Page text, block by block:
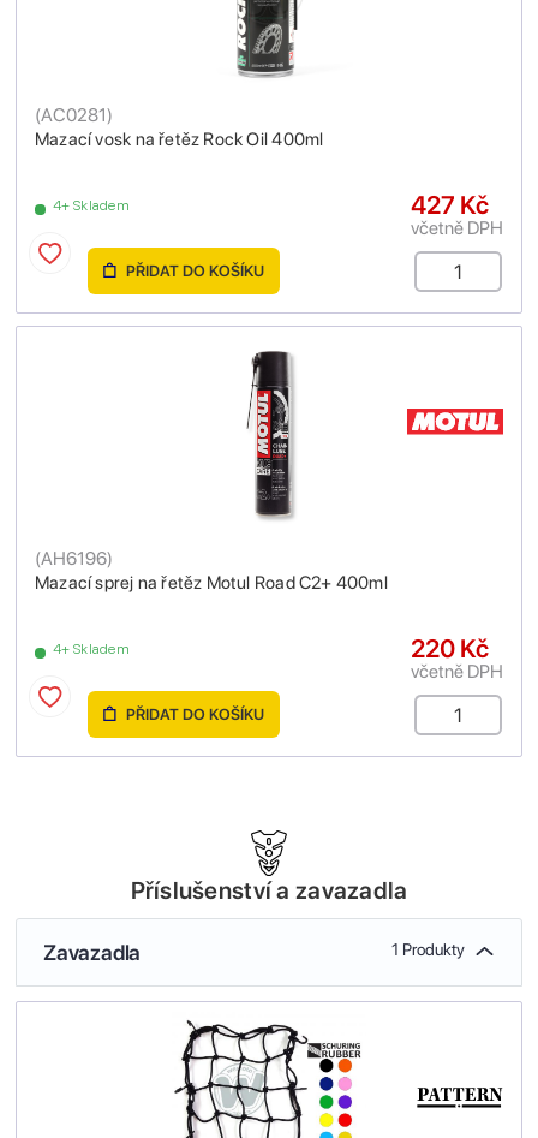
Mazací vosk na řetěz Rock Oil 400ml
(AC0281)
4+ Skladem 427 Kč
včetně DPH
PŘIDAT DO KOŠÍKU
Mazací sprej na řetěz Motul Road C2+ 400ml
(AH6196)
4+ Skladem 220 Kč
včetně DPH
PŘIDAT DO KOŠÍKU
Příslušenství a zavazadla
Zavazadla 1 Produkty